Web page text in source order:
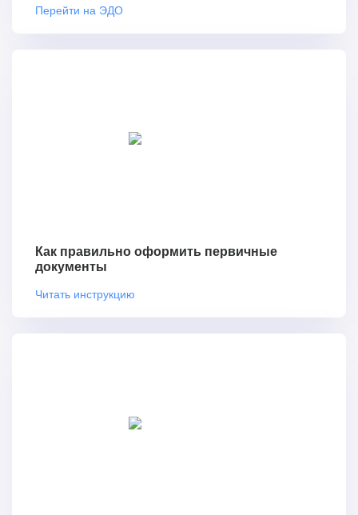
Перейти на ЭДО
Как правильно оформить первичные
документы
Читать инструкцию